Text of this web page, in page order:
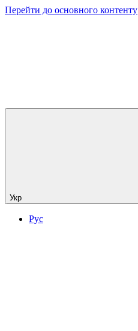
Перейти до основного контенту
Укр
Рус